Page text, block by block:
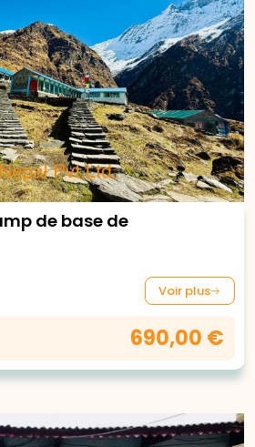
de base de
Voir plus
690,00 €